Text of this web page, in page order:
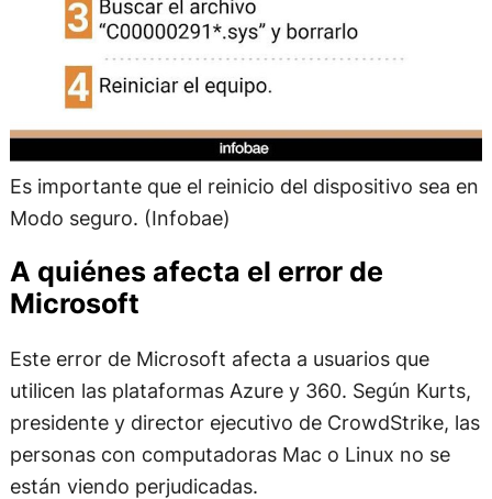
Es importante que el reinicio del dispositivo sea en
Modo seguro. (Infobae)
A quiénes afecta el error de
Microsoft
Este error de Microsoft afecta a usuarios que
utilicen las plataformas Azure y 360. Según Kurts,
presidente y director ejecutivo de CrowdStrike, las
personas con computadoras Mac o Linux no se
están viendo perjudicadas.